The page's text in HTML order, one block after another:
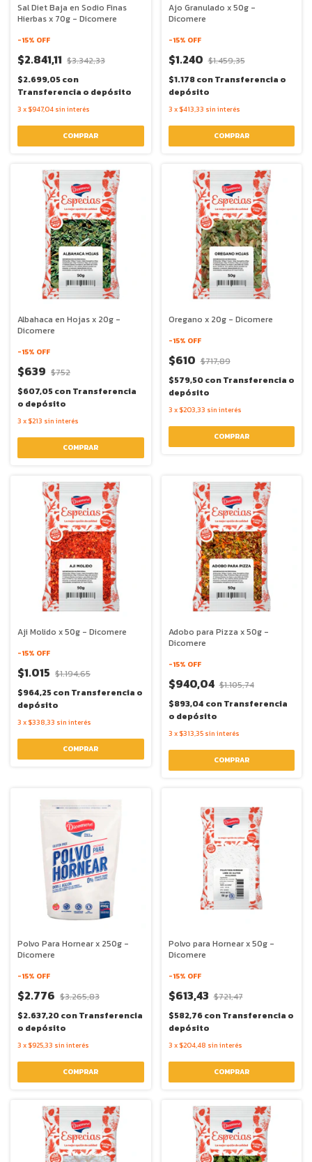
Sal Diet Baja en Sodio Finas
Hierbas x 70g - Dicomere
-15% OFF
$2.841,11 $3.342,33
$2.699,05con
Transferencia o depósito
3 x $947,04 sin interés
Ajo Granulado x 50g -
Dicomere
-15% OFF
$1.240 $1.459,35
$1.178conTransferencia o
depósito
3 x $413,33 sin interés
Albahaca en Hojas x 20g -
Dicomere
-15% OFF
$639 $752
$607,05conTransferencia
o depósito
3 x $213 sin interés
Oregano x 20g - Dicomere
-15% OFF
$610 $717,89
$579,50conTransferencia o
depósito
3 x $203,33 sin interés
Aji Molido x 50g - Dicomere
-15% OFF
$1.015 $1.194,65
$964,25conTransferencia o
depósito
3 x $338,33 sin interés
Adobo para Pizza x 50g -
Dicomere
-15% OFF
$940,04 $1.105,74
$893,04 conTransferencia
o depósito
3 x $313,35 sin interés
Polvo Para Hornear x 250g -
Dicomere
-15% OFF
$2.776 $3.265,83
$2.637,20conTransferencia
o depósito
3 x $925,33 sin interés
Polvo para Hornear x 50g -
Dicomere
-15% OFF
$613,43 $721,47
$582,76conTransferencia o
depósito
3 x $204,48 sin interés